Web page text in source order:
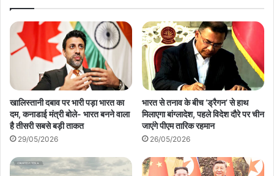
खालिस्तानी दबाव पर भारी पड़ा भारत का
दम, कनाडाई मंत्री बोले- भारत बनने वाला
है तीसरी सबसे बड़ी ताकत
29/05/2026
भारत से तनाव के बीच ‘ड्रैगन’ से हाथ
मिलाएगा बांग्लादेश, पहले विदेश दौरे पर चीन
जाएंगे पीएम तारिक रहमान
26/05/2026